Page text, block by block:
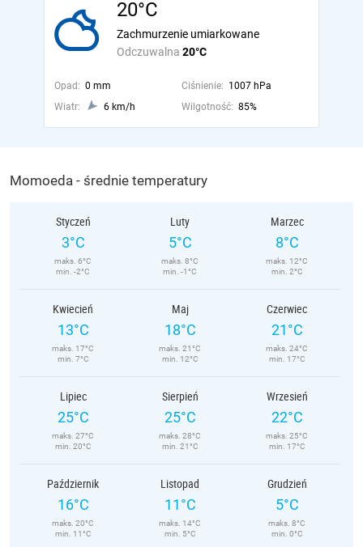
20°C
Odczuwalna 20°C
Zachmurzenie umiarkowane
Opad: 0 mm Ciśnienie: 1007 hPa
Wiatr:
6 km/h Wilgotność: 85%
Momoeda - średnie temperatury
Styczeń
3°C
maks. 6°C
min. -2°C
Luty
5°C
maks. 8°C
min. -1°C
Marzec
8°C
maks. 12°C
min. 2°C
Kwiecień
13°C
maks. 17°C
min. 7°C
Maj
18°C
maks. 21°C
min. 12°C
Czerwiec
21°C
maks. 24°C
min. 17°C
Lipiec
25°C
maks. 27°C
min. 20°C
Sierpień
25°C
maks. 28°C
min. 21°C
Wrzesień
22°C
maks. 25°C
min. 17°C
Październik
16°C
maks. 20°C
min. 11°C
Listopad
11°C
maks. 14°C
min. 5°C
Grudzień
5°C
maks. 8°C
min. 0°C